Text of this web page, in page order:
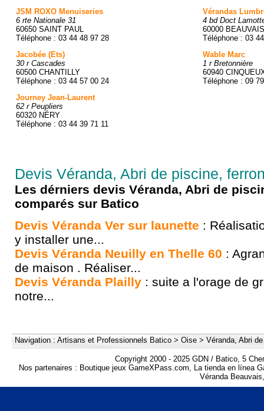
JSM ROXO Menuiseries
6 rte Nationale 31
60650 SAINT PAUL
Téléphone : 03 44 48 97 28
Jacobée (Ets)
30 r Cascades
60500 CHANTILLY
Téléphone : 03 44 57 00 24
Journey Jean-Laurent
62 r Peupliers
60320 NÉRY
Téléphone : 03 44 39 71 11
Vérandas
4 bd Doct
60000 BEAUVAIS
Téléphone : 03
Wable Marc
1 r Bretonnière
60940
Téléphone : 09
Devis Véranda, Abri de piscine,
Les dérniers devis Véranda, Abri de
comparés sur Batico
Devis Véranda Ver sur launette :
y installer une...
Devis Véranda Neuilly en Thelle 60 :
de maison . Réaliser...
Devis Véranda Plailly : suite a l'orage de
notre...
Navigation : Artisans et Professionnels Batico > Oise > Véranda, Abri
Copyright 2000 - 2025 GDN / Batico, 5
Nos partenaires : Boutique jeux GameXPass.com, La tienda en línea
Véranda Beauvais